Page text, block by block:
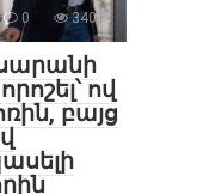
0 340
ով
բայց